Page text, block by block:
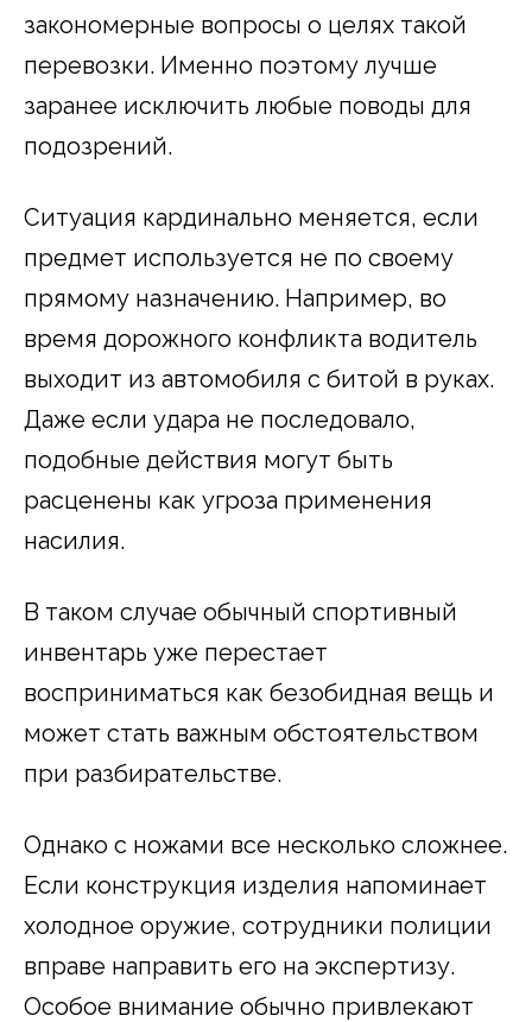
закономерные вопросы о целях такой
перевозки. Именно поэтому лучше
заранее исключить любые поводы для
подозрений.
Ситуация кардинально меняется, если
предмет используется не по своему
прямому назначению. Например, во
время дорожного конфликта водитель
выходит из автомобиля с битой в руках.
Даже если удара не последовало,
подобные действия могут быть
расценены как угроза применения
насилия.
В таком случае обычный спортивный
инвентарь уже перестает
восприниматься как безобидная вещь и
может стать важным обстоятельством
при разбирательстве.
Однако с ножами все несколько сложнее.
Если конструкция изделия напоминает
холодное оружие, сотрудники полиции
вправе направить его на экспертизу.
Особое внимание обычно привлекают